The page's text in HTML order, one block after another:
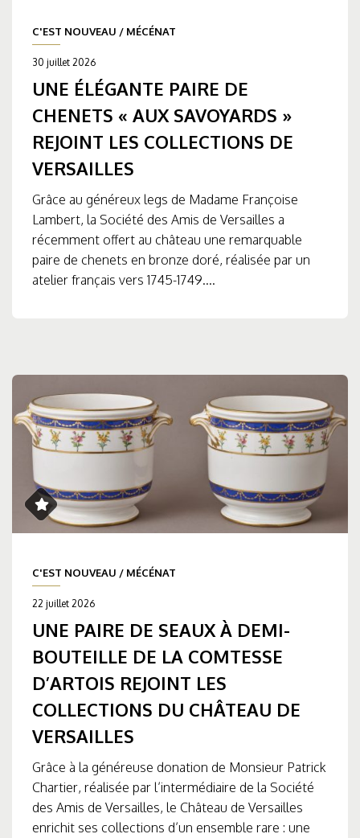
C'EST NOUVEAU / MÉCÉNAT
30 juillet 2026
UNE ÉLÉGANTE PAIRE DE
CHENETS « AUX SAVOYARDS »
REJOINT LES COLLECTIONS DE
VERSAILLES
Grâce au généreux legs de Madame Françoise
Lambert, la Société des Amis de Versailles a
récemment offert au château une remarquable
paire de chenets en bronze doré, réalisée par un
atelier français vers 1745-1749....
C'EST NOUVEAU / MÉCÉNAT
22 juillet 2026
UNE PAIRE DE SEAUX À DEMI-
BOUTEILLE DE LA COMTESSE
D’ARTOIS REJOINT LES
COLLECTIONS DU CHÂTEAU DE
VERSAILLES
Grâce à la généreuse donation de Monsieur Patrick
Chartier, réalisée par l’intermédiaire de la Société
des Amis de Versailles, le Château de Versailles
enrichit ses collections d’un ensemble rare : une